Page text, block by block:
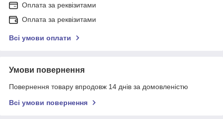
Оплата за реквізитами
Оплата за реквізитами
Всі умови оплати
Умови повернення
Повернення товару впродовж 14 днів за домовленістю
Всі умови повернення